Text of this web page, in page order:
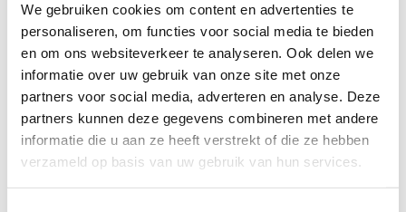
We gebruiken cookies om content en advertenties te
personaliseren, om functies voor social media te bieden
en om ons websiteverkeer te analyseren. Ook delen we
informatie over uw gebruik van onze site met onze
partners voor social media, adverteren en analyse. Deze
partners kunnen deze gegevens combineren met andere
informatie die u aan ze heeft verstrekt of die ze hebben
verzameld op basis van uw gebruik van hun services.
om de dagelijkse topsportwerking te optimaliseren op vlak
van interne processen (beslissingsprocessen, financieel
beheer) en op vlak van personeel (uittekenen van een
nieuw topsportorganogram, bepalen en afbakenen van
taken, rollen en verantwoordelijkheden) zodat het
transitieproces onmiddellijk kan ingezet worden. De
topsportcoördinator zal functioneren onder leiding van
deze tandem en zal hieraan rapporteren.